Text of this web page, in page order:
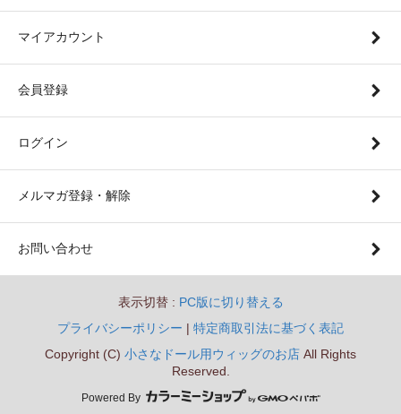
マイアカウント
会員登録
ログイン
メルマガ登録・解除
お問い合わせ
表示切替 : PC版に切り替える
プライバシーポリシー | 特定商取引法に基づく表記
Copyright (C) 小さなドール用ウィッグのお店 All Rights
Reserved.
Powered By